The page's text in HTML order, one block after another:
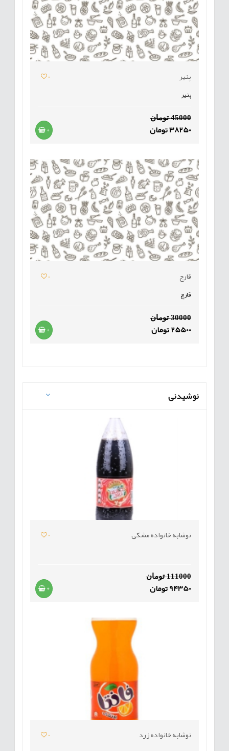
پنیر
0
پنیر
45000 تومان
38250 تومان +
قارج
0
قارچ
30000 تومان
25500 تومان +
نوشیدنی
نوشابه خانواده مشکی 0
111000 تومان
94350 تومان +
نوشابه خانواده زرد
0